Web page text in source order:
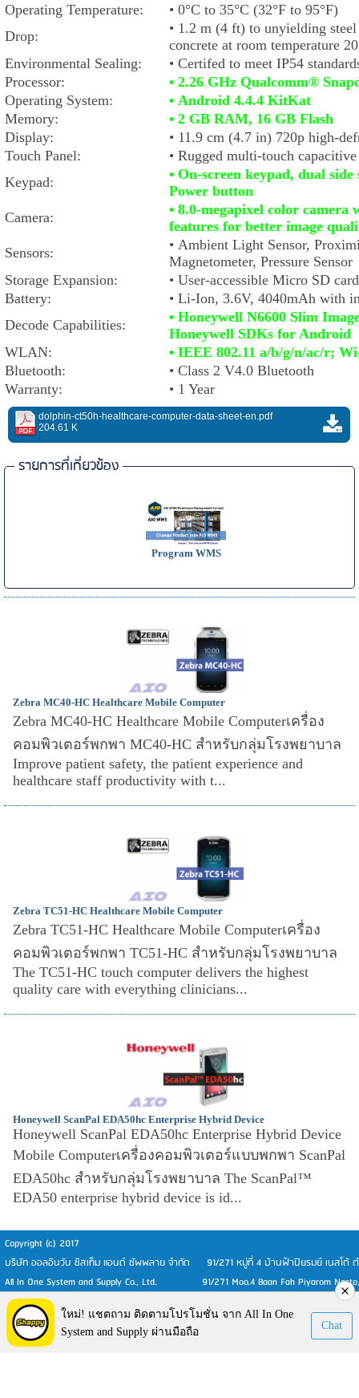
Operating Temperature:
• 0°C to 35°C (32°F to 95°F)
Drop:
• 1.2 m (4 ft) to unyielding
concrete at room temperature
Environmental Sealing:
• Certifed to meet IP54
Processor:
• 2.26 GHz Qualcomm®
Operating System:
• Android 4.4.4 KitKat
Memory:
• 2 GB RAM, 16 GB Flash
Display:
• 11.9 cm (4.7 in) 720p high-
Touch Panel:
• Rugged multi-touch
Keypad:
• On-screen keypad, dual
Power button
Camera:
• 8.0-megapixel color camera
features for better image
Sensors:
• Ambient Light Sensor,
Magnetometer, Pressure Sensor
Storage Expansion:
• User-accessible Micro SD
Battery:
• Li-Ion, 3.6V, 4040mAh with
Decode Capabilities:
• Honeywell N6600 Slim
Honeywell SDKs for Android
WLAN:
• IEEE 802.11 a/b/g/n/ac/r;
Bluetooth:
• Class 2 V4.0 Bluetooth
Warranty:
• 1 Year
dolphin-ct50h-healthcare-computer-data-sheet-en.pdf
204.61 K
รายการที่เกี่ยวข้อง
Program WMS
Zebra MC40-HC Healthcare Mobile Computer
Zebra MC40-HC Healthcare Mobile Computerเครื่อง
คอมพิวเตอร์พกพา MC40-HC สำหรับกลุ่มโรงพยาบาล
Improve patient safety, the patient experience and
healthcare staff productivity with t...
Zebra TC51-HC Healthcare Mobile Computer
Zebra TC51-HC Healthcare Mobile Computerเครื่อง
คอมพิวเตอร์พกพา TC51-HC สำหรับกลุ่มโรงพยาบาล
The TC51-HC touch computer delivers the highest
quality care with everything clinicians...
Honeywell ScanPal EDA50hc Enterprise Hybrid Device
Honeywell ScanPal EDA50hc Enterprise Hybrid Device
Mobile Computerเครื่องคอมพิวเตอร์แบบพกพา ScanPal
EDA50hc สำหรับกลุ่มโรงพยาบาล The ScanPal™
EDA50 enterprise hybrid device is id...
Copyright (c) 2017
บริษัท ออลอินวัน ซิสเท็ม แอนด์ ซัพพลาย จำกัด 91/271 หมู่ที่ 4 บ้านฟ้าปิยรมย์ เนสโต้ ต
All In One System and Supply Co., Ltd. 91/271 Moo.4 Baan Fah Piyarom Nesto,
Visitors: 153,591
ใหม่! แชตถาม ติดตามโปรโมชั่น จาก All In One
System and Supply ผ่านมือถือ
Chat